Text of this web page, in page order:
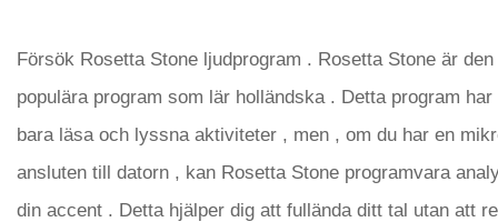
Försök Rosetta Stone ljudprogram . Rosetta Stone är
populära program som lär holländska . Detta program har
bara läsa och lyssna aktiviteter , men , om du har en
ansluten till datorn , kan Rosetta Stone programvara
din accent . Detta hjälper dig att fullända ditt tal utan att